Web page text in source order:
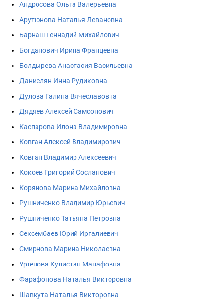
Андросова Ольга Валерьевна
Арутюнова Наталья Левановна
Барнаш Геннадий Михайлович
Богданович Ирина Францевна
Болдырева Анастасия Васильевна
Даниелян Инна Рудиковна
Дулова Галина Вячеславовна
Дядяев Алексей Самсонович
Каспарова Илона Владимировна
Ковган Алексей Владимирович
Ковган Владимир Алексеевич
Кокоев Григорий Сосланович
Корянова Марина Михайловна
Рушниченко Владимир Юрьевич
Рушниченко Татьяна Петровна
Сексембаев Юрий Иргалиевич
Смирнова Марина Николаевна
Уртенова Кулистан Манафовна
Фарафонова Наталья Викторовна
Шавкута Наталья Викторовна